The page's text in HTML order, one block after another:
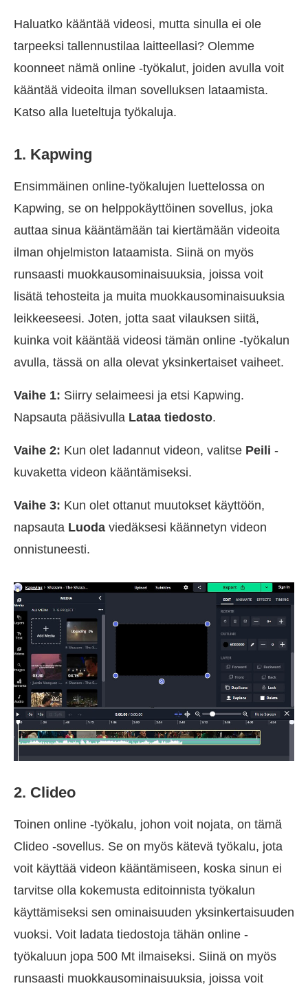
Haluatko kääntää videosi, mutta sinulla ei ole
tarpeeksi tallennustilaa laitteellasi? Olemme
koonneet nämä online -työkalut, joiden avulla voit
kääntää videoita ilman sovelluksen lataamista.
Katso alla lueteltuja työkaluja.
1. Kapwing
Ensimmäinen online-työkalujen luettelossa on
Kapwing, se on helppokäyttöinen sovellus, joka
auttaa sinua kääntämään tai kiertämään videoita
ilman ohjelmiston lataamista. Siinä on myös
runsaasti muokkausominaisuuksia, joissa voit
lisätä tehosteita ja muita muokkausominaisuuksia
leikkeeseesi. Joten, jotta saat vilauksen siitä,
kuinka voit kääntää videosi tämän online -työkalun
avulla, tässä on alla olevat yksinkertaiset vaiheet.
Vaihe 1: Siirry selaimeesi ja etsi Kapwing.
Napsauta pääsivulla Lataa tiedosto.
Vaihe 2: Kun olet ladannut videon, valitse Peili -
kuvaketta videon kääntämiseksi.
Vaihe 3: Kun olet ottanut muutokset käyttöön,
napsauta Luoda viedäksesi käännetyn videon
onnistuneesti.
2. Clideo
Toinen online -työkalu, johon voit nojata, on tämä
Clideo -sovellus. Se on myös kätevä työkalu, jota
voit käyttää videon kääntämiseen, koska sinun ei
tarvitse olla kokemusta editoinnista työkalun
käyttämiseksi sen ominaisuuden yksinkertaisuuden
vuoksi. Voit ladata tiedostoja tähän online -
työkaluun jopa 500 Mt ilmaiseksi. Siinä on myös
runsaasti muokkausominaisuuksia, joissa voit